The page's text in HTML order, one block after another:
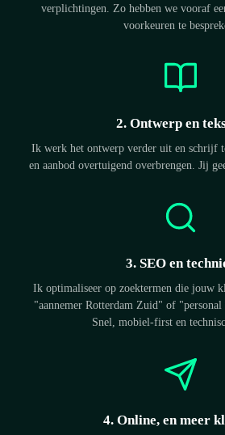
verplichtingen. Zo hebben we vooraf
voorkeuren te
2. Ontwerp en
Ik werk het ontwerp verder uit en schrijf
en aanbod overtuigend overbrengen. Jij
3. SEO en
Ik optimaliseer op zoektermen die jouw
"aannemer Rotterdam Zuid" of
Snel, mobiel-first en
4. Online, en meer